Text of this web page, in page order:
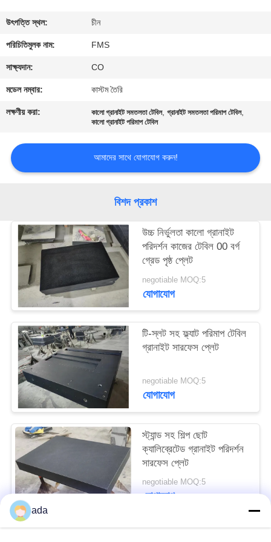
যোগাযোগ
করুন
খবর
উদ্ধৃতির
জন্য
সাইট
ম্যাপ
PRIVACY
POLICY
উৎপত্তি স্থল: চীন
পরিচিতিমুলক নাম: FMS
সাক্ষ্যদান: CO
মডেল নম্বার: কাস্টম তৈরি
লক্ষণীয় করা: কালো গ্রানাইট সমতলতা টেবিল,গ্রানাইট সমতলতা পরিমাপ টেবিল,
কালো গ্রানাইট পরিমাপ টেবিল
আমাদের সাথে যোগাযোগ করুন!
বিশদ প্রকাশ
উচ্চ নির্ভুলতা কালো গ্রানাইট
পরিদর্শন কাজের টেবিল 00 বর্গ
গ্রেড পৃষ্ঠ প্লেট
negotiable MOQ:5
যোগাযোগ
টি-স্লট সহ ফ্ল্যাট পরিমাপ টেবিল
গ্রানাইট সারফেস প্লেট
negotiable MOQ:5
যোগাযোগ
স্ট্যান্ড সহ শিল্প ছোট
ক্যালিব্রেটেড গ্রানাইট পরিদর্শন
সারফেস প্লেট
negotiable MOQ:5
যোগাযোগ
ada